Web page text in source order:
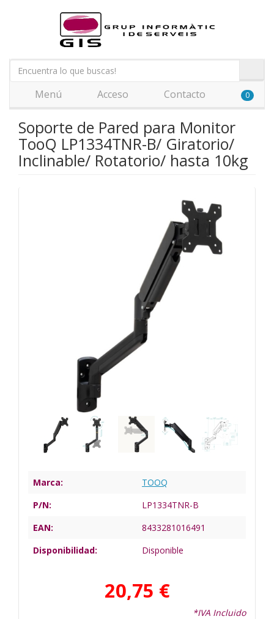
Menú Acceso Contacto 0
Soporte de Pared para Monitor
TooQ LP1334TNR-B/ Giratorio/
Inclinable/ Rotatorio/ hasta 10kg
Marca:
TOOQ
P/N:
LP1334TNR-B
EAN:
8433281016491
Disponibilidad:
Disponible
20,75 €
*IVA Incluido